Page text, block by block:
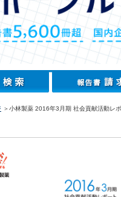
＞小林製薬 2016年3月期 社会貢献活動レ